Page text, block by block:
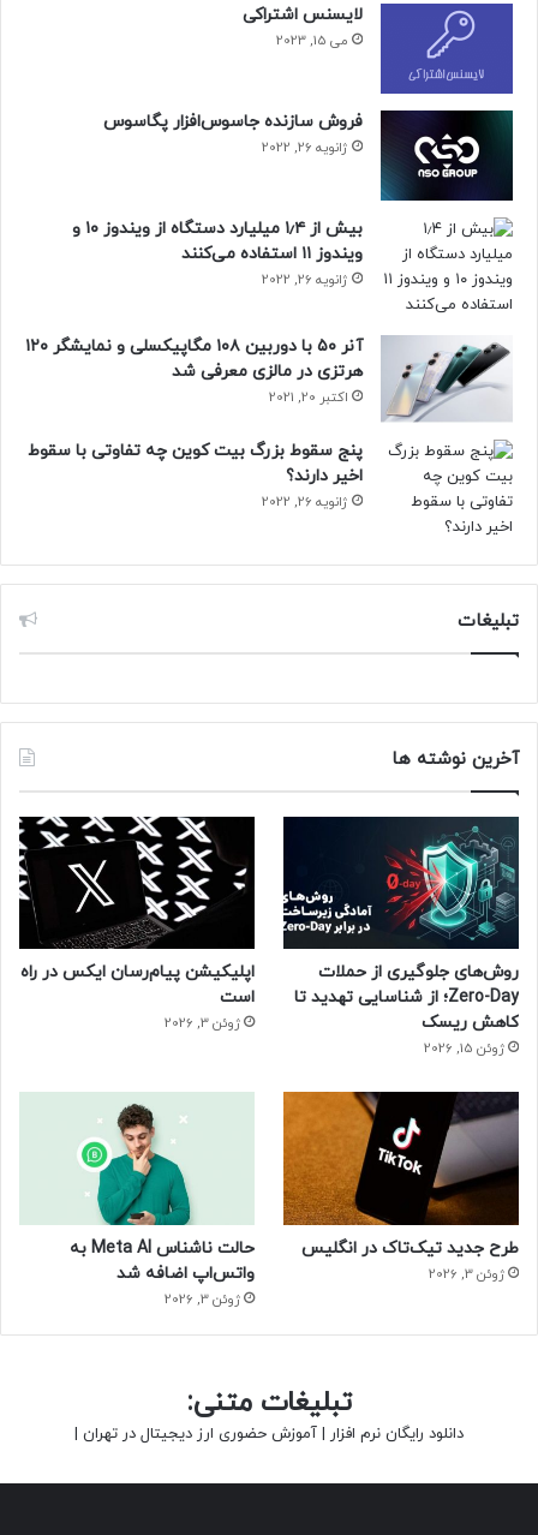
لایسنس اشتراکی
می 15, 2023
فروش سازنده جاسوس‌افزار پگاسوس
ژانویه 26, 2022
بیش از ۱٫۴ میلیارد دستگاه از ویندوز ۱۰ و
ویندوز ۱۱ استفاده می‌کنند
ژانویه 26, 2022
آنر ۵۰ با دوربین ۱۰۸ مگاپیکسلی و نمایشگر ۱۲۰
هرتزی در مالزی معرفی شد
اکتبر 20, 2021
پنج سقوط بزرگ بیت کوین چه تفاوتی با سقوط
اخیر دارند؟
ژانویه 26, 2022
تبلیغات
آخرین نوشته ها
روش‌های جلوگیری از حملات
Zero-Day؛ از شناسایی تهدید تا
کاهش ریسک
ژوئن 15, 2026
اپلیکیشن پیام‌رسان ایکس در راه
است
ژوئن 3, 2026
طرح جدید تیک‌تاک در انگلیس
ژوئن 3, 2026
حالت ناشناس Meta AI به
واتس‌اپ اضافه شد
ژوئن 3, 2026
تبلیغات متنی:
دانلود رایگان نرم افزار | آموزش حضوری ارز دیجیتال در تهران |